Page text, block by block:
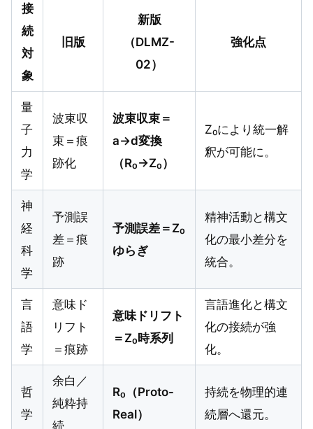
接
続
対
象
旧版
新版
（DLMZ-
02）
強化点
量
子
力
学
波束収
束＝痕
跡化
波束収束＝
a→d変換
（R₀→Z₀）
Z₀により統一解
釈が可能に。
神
経
科
学
予測誤
差＝痕
跡
予測誤差＝Z₀
ゆらぎ
精神活動と構文
化の最小差分を
統合。
言
語
学
意味ド
リフト
＝痕跡
意味ドリフト
＝Z₀時系列
言語進化と構文
化の接続が強
化。
哲
学
余白／
純粋持
続
R₀（Proto-
Real）
持続を物理的連
続層へ還元。